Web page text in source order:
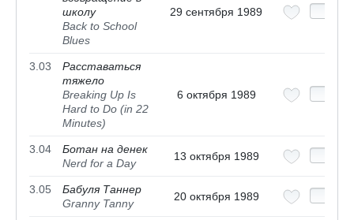
школу
Back to School
Blues
29 сентября 1989
3.03
Расставаться
тяжело
Breaking Up Is
Hard to Do (in 22
Minutes)
6 октября 1989
3.04
Ботан на денек
Nerd for a Day
13 октября 1989
3.05
Бабуля Таннер
Granny Tanny
20 октября 1989